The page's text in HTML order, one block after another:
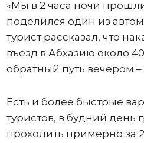
«Мы в 2 часа ночи прошли
поделился один из
турист рассказал, что
въезд в Абхазию около
обратный путь вечером –
Есть и более быстрые
туристов, в будний день
проходить примерно за